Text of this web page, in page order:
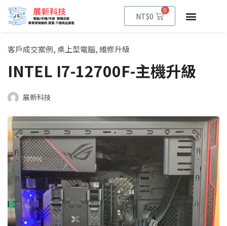
NT$0
0
客戶成交案例,桌上型電腦, 維修升級
INTEL I7-12700F-主機升級
展新科技